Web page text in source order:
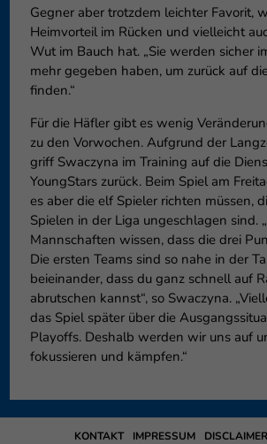
Gegner aber trotzdem leichter Favorit,
Heimvorteil im Rücken und vielleicht
Wut im Bauch hat. „Sie werden sicher
mehr gegeben haben, um zurück auf
finden.“
Für die Häfler gibt es wenig
zu den Vorwochen. Aufgrund der
griff Swaczyna im Training auf die
YoungStars zurück. Beim Spiel am
es aber die elf Spieler richten müssen,
Spielen in der Liga ungeschlagen sind.
Mannschaften wissen, dass die drei
Die ersten Teams sind so nahe in der
beieinander, dass du ganz schnell auf
abrutschen kannst“, so Swaczyna.
das Spiel später über die
Playoffs. Deshalb werden wir uns auf
fokussieren und kämpfen.“
DISCLAIMER
IMPRESSUM
KONTAKT